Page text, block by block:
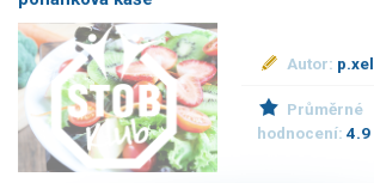
Autor: p.xel
Průměrné
hodnocení:4.9